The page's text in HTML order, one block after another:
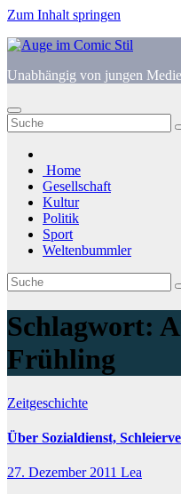
Zum Inhalt springen
Unabhängig von jungen
Home
Gesellschaft
Kultur
Politik
Sport
Weltenbummler
Schlagwort:
Frühling
Zeitgeschichte
Über Sozialdienst,
27. Dezember 2011 Lea